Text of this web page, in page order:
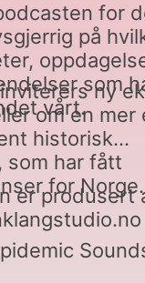
for
på
som
vårt.
ny
om en mer
historisk
som har fått
for Norge.
er produsert